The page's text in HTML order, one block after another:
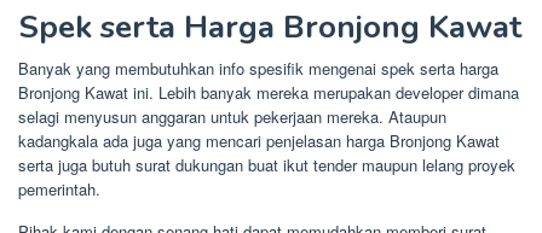
Spek serta Harga Bronjong Kawat
Banyak yang membutuhkan info spesifik mengenai spek serta harga
Bronjong Kawat ini. Lebih banyak mereka merupakan developer dimana
selagi menyusun anggaran untuk pekerjaan mereka. Ataupun
kadangkala ada juga yang mencari penjelasan harga Bronjong Kawat
serta juga butuh surat dukungan buat ikut tender maupun lelang proyek
pemerintah.